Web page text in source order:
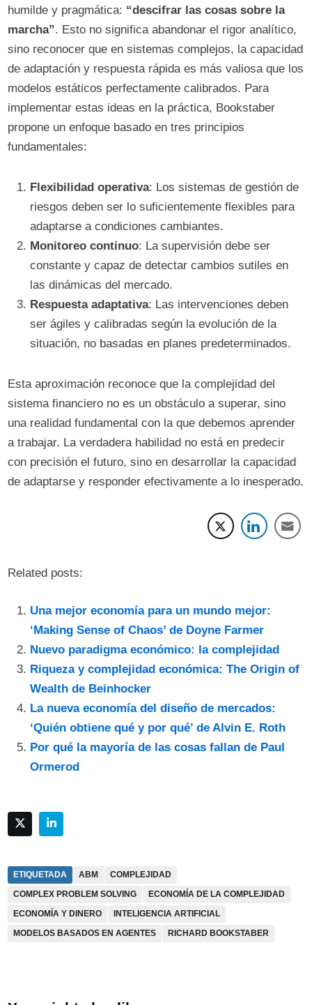
humilde y pragmática: “descifrar las cosas sobre la
marcha”. Esto no significa abandonar el rigor analítico,
sino reconocer que en sistemas complejos, la capacidad
de adaptación y respuesta rápida es más valiosa que los
modelos estáticos perfectamente calibrados. Para
implementar estas ideas en la práctica, Bookstaber
propone un enfoque basado en tres principios
fundamentales:
Flexibilidad operativa: Los sistemas de gestión de
riesgos deben ser lo suficientemente flexibles para
adaptarse a condiciones cambiantes.
Monitoreo continuo: La supervisión debe ser
constante y capaz de detectar cambios sutiles en
las dinámicas del mercado.
Respuesta adaptativa: Las intervenciones deben
ser ágiles y calibradas según la evolución de la
situación, no basadas en planes predeterminados.
Esta aproximación reconoce que la complejidad del
sistema financiero no es un obstáculo a superar, sino
una realidad fundamental con la que debemos aprender
a trabajar. La verdadera habilidad no está en predecir
con precisión el futuro, sino en desarrollar la capacidad
de adaptarse y responder efectivamente a lo inesperado.
Related posts:
Una mejor economía para un mundo mejor:
‘Making Sense of Chaos’ de Doyne Farmer
Nuevo paradigma económico: la complejidad
Riqueza y complejidad económica: The Origin of
Wealth de Beinhocker
La nueva economía del diseño de mercados:
‘Quién obtiene qué y por qué’ de Alvin E. Roth
Por qué la mayoría de las cosas fallan de Paul
Ormerod
ETIQUETADA ABM
COMPLEJIDAD
COMPLEX PROBLEM SOLVING
ECONOMÍA DE LA COMPLEJIDAD
ECONOMÍA Y DINERO
INTELIGENCIA ARTIFICIAL
MODELOS BASADOS EN AGENTES
RICHARD BOOKSTABER